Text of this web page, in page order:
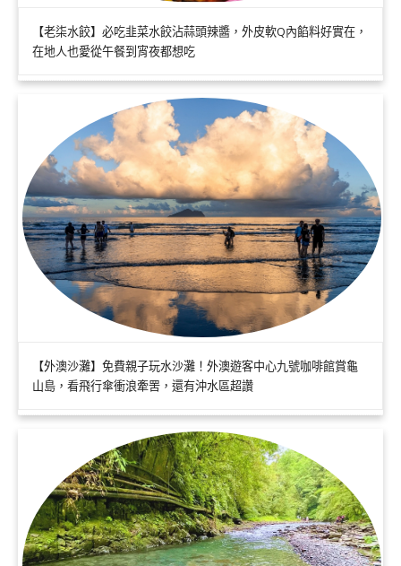
【老柒水餃】必吃韭菜水餃沾蒜頭辣醬，外皮軟Q內餡料好實在，
在地人也愛從午餐到宵夜都想吃
【外澳沙灘】免費親子玩水沙灘！外澳遊客中心九號咖啡館賞龜
山島，看飛行傘衝浪牽罟，還有沖水區超讚